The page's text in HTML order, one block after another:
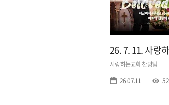
사랑하는교회 찬양팀
26.07.11
52